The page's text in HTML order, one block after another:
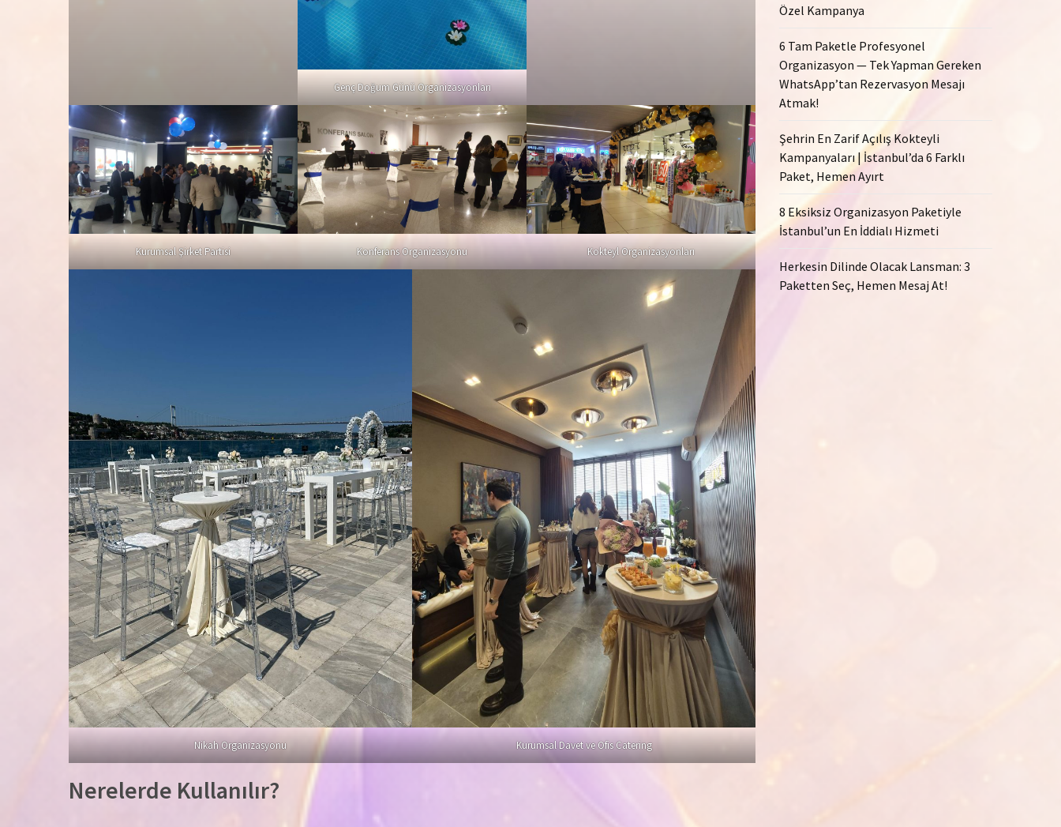
Genç Doğum Günü Organizasyonları
Kurumsal Şirket Partisi Konferans Organizasyonu Kokteyl Organizasyonları
Nikah Organizasyonu Kurumsal Davet ve Ofis Catering
Nerelerde Kullanılır?
Özel Kampanya
6 Tam Paketle Profesyonel
Organizasyon — Tek Yapman Gereken
WhatsApp’tan Rezervasyon Mesajı
Atmak!
Şehrin En Zarif Açılış Kokteyli
Kampanyaları | İstanbul’da 6 Farklı
Paket, Hemen Ayırt
8 Eksiksiz Organizasyon Paketiyle
İstanbul’un En İddialı Hizmeti
Herkesin Dilinde Olacak Lansman: 3
Paketten Seç, Hemen Mesaj At!